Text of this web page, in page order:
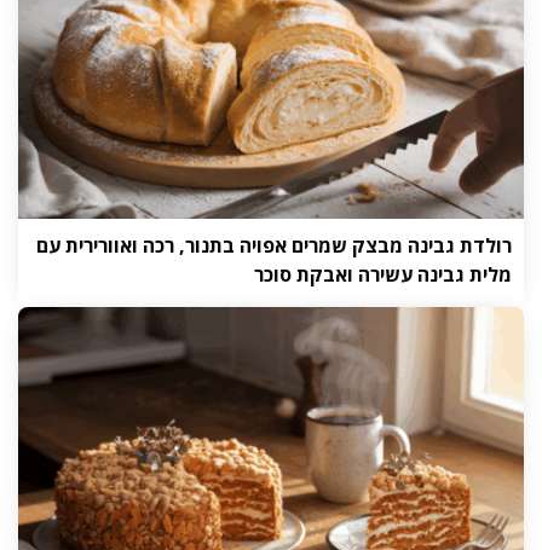
רולדת גבינה מבצק שמרים אפויה בתנור, רכה ואוורירית עם
מלית גבינה עשירה ואבקת סוכר